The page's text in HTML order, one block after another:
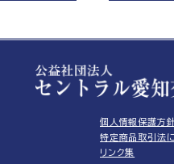
個人情報保護方針
特定商品取引法
リンク集